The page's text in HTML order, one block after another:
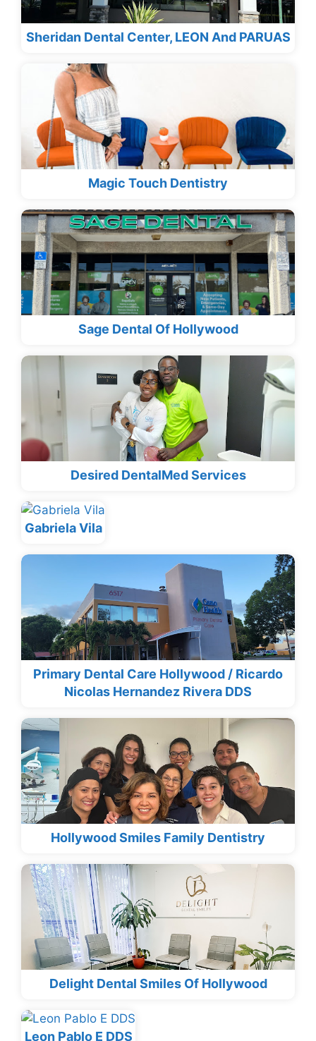
Sheridan Dental Center, LEON And PARUAS
Magic Touch Dentistry
Sage Dental Of Hollywood
Desired DentalMed Services
Gabriela Vila
Primary Dental Care Hollywood / Ricardo
Nicolas Hernandez Rivera DDS
Hollywood Smiles Family Dentistry
Delight Dental Smiles Of Hollywood
Leon Pablo E DDS